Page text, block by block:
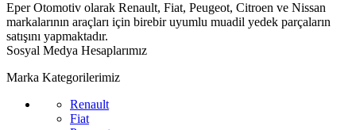
Eper Otomotiv olarak Renault, Fiat, Peugeot, Citroen ve Nissan
markalarının araçları için birebir uyumlu muadil yedek parçaların
satışını yapmaktadır.
Sosyal Medya Hesaplarımız
Marka Kategorilerimiz
Renault
Fiat